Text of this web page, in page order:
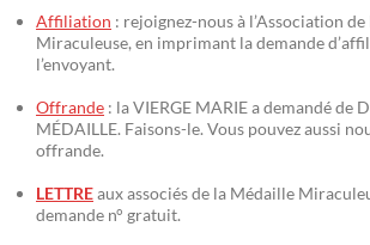
Affiliation : rejoignez-nous à l’Association
Miraculeuse, en imprimant la demande
l’envoyant.
Offrande : la VIERGE MARIE a demandé de
MÉDAILLE. Faisons-le. Vous pouvez aussi
offrande.
LETTREaux associés de la Médaille
demande n° gratuit.